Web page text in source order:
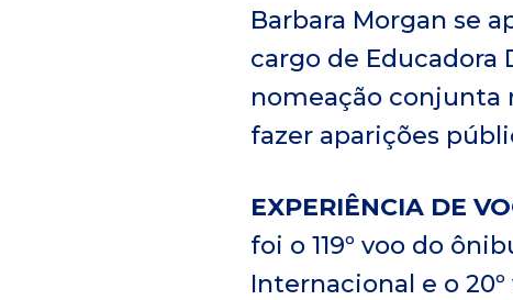
Barbara Morgan se
cargo de Educadora
nomeação conjunta
fazer aparições
EXPERIÊNCIA DE
foi o 119º voo do
Internacional e o